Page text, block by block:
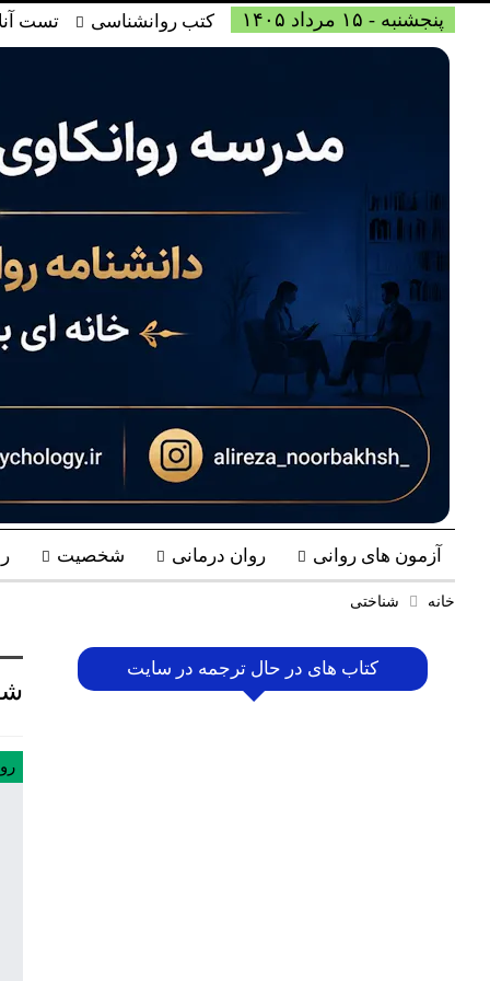
پنجشنبه - ۱۵ مرداد ۱۴۰۵ کتب روانشناسی تست
آزمون های روانی روان درمانی شخصیت
خانه شناختی
کتاب های در حال ترجمه در سایت